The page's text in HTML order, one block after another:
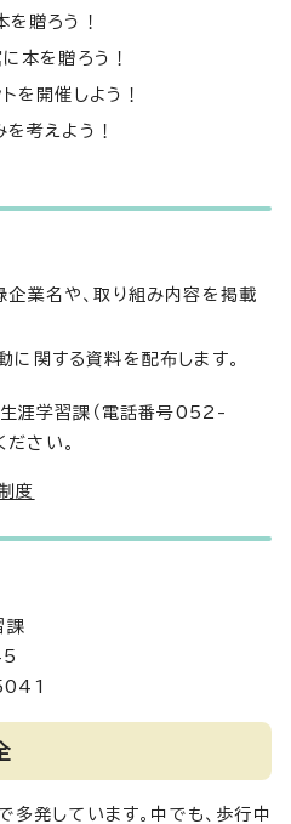
贈ろう！
本を贈ろう！
を開催しよう！
考えよう！
業名や、取り組み内容を掲載
関する資料を配布します。
涯学習課（電話番号052-
さい。
度
課
発しています。中でも、歩行中